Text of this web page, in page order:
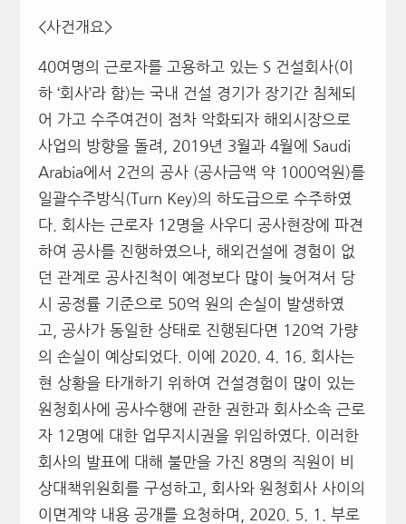
<사건개요>
40여명의 근로자를 고용하고 있는 S 건설회사(이
하 ‘회사’라 함)는 국내 건설 경기가 장기간 침체되
어 가고 수주여건이 점차 악화되자 해외시장으로
사업의 방향을 돌려, 2019년 3월과 4월에 Saudi
Arabia에서 2건의 공사 (공사금액 약 1000억원)를
일괄수주방식(Turn Key)의 하도급으로 수주하였
다. 회사는 근로자 12명을 사우디 공사현장에 파견
하여 공사를 진행하였으나, 해외건설에 경험이 없
던 관계로 공사진척이 예정보다 많이 늦어져서 당
시 공정률 기준으로 50억 원의 손실이 발생하였
고, 공사가 동일한 상태로 진행된다면 120억 가량
의 손실이 예상되었다. 이에 2020. 4. 16. 회사는
현 상황을 타개하기 위하여 건설경험이 많이 있는
원청회사에 공사수행에 관한 권한과 회사소속 근로
자 12명에 대한 업무지시권을 위임하였다. 이러한
회사의 발표에 대해 불만을 가진 8명의 직원이 비
상대책위원회를 구성하고, 회사와 원청회사 사이의
이면계약 내용 공개를 요청하며, 2020. 5. 1. 부로